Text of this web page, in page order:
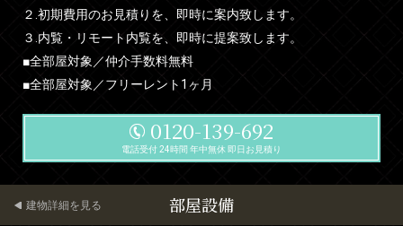
２.初期費用のお見積りを、即時に案内致します。
３.内覧・リモート内覧を、即時に提案致します。
■全部屋対象／仲介手数料無料
■全部屋対象／フリーレント1ヶ月
0120-139-692
電話受付 24時間 年中無休 即日お見積り
部屋設備
建物詳細を見る